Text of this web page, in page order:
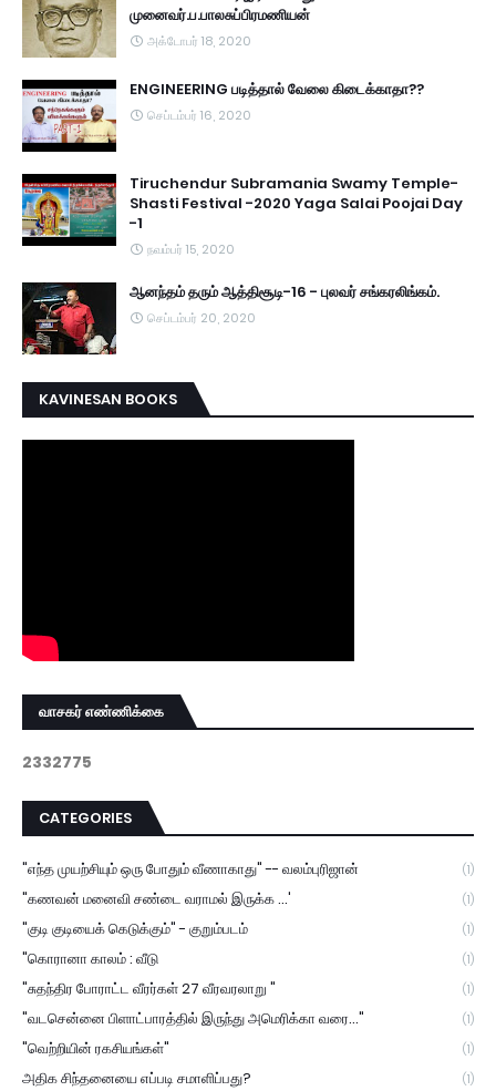
முனைவர்.ப.பாலசுப்பிரமணியன்
அக்டோபர் 18, 2020
ENGINEERING படித்தால் வேலை கிடைக்காதா??
செப்டம்பர் 16, 2020
Tiruchendur Subramania Swamy Temple-
Shasti Festival -2020 Yaga Salai Poojai Day
-1
நவம்பர் 15, 2020
ஆனந்தம் தரும் ஆத்திசூடி-16 - புலவர் சங்கரலிங்கம்.
செப்டம்பர் 20, 2020
KAVINESAN BOOKS
வாசகர் எண்ணிக்கை
2332775
CATEGORIES
"எந்த முயற்சியும் ஒரு போதும் வீணாகாது" -- வலம்புரிஜான் (1)
"கணவன் மனைவி சண்டை வராமல் இருக்க ...' (1)
"குடி குடியைக் கெடுக்கும்" - குறும்படம் (1)
"கொரானா காலம் : வீடு (1)
"சுதந்திர போராட்ட வீரர்கள் 27 வீரவரலாறு " (1)
"வடசென்னை பிளாட்பாரத்தில் இருந்து அமெரிக்கா வரை..." (1)
"வெற்றியின் ரகசியங்கள்" (1)
அதிக சிந்தனையை எப்படி சமாளிப்பது? (1)